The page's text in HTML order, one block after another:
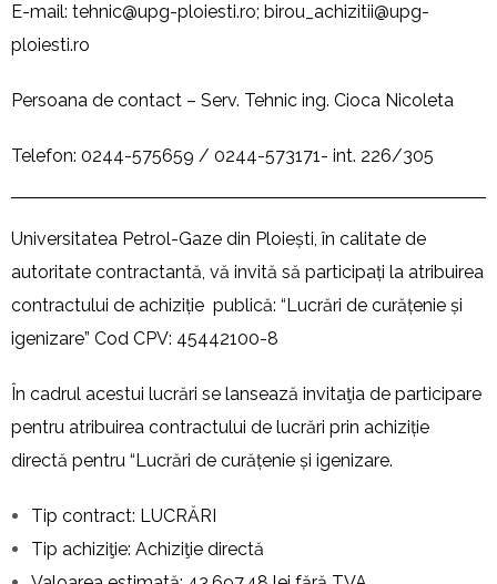
E-mail: tehnic@upg-ploiesti.ro; birou_achizitii@upg-
ploiesti.ro
Persoana de contact – Serv. Tehnic ing. Cioca Nicoleta
Telefon: 0244-575659 / 0244-573171- int. 226/305
Universitatea Petrol-Gaze din Ploiești, în calitate de
autoritate contractantă, vă invită să participați la atribuirea
contractului de achiziție publică: “Lucrări de curățenie și
igenizare” Cod CPV: 45442100-8
În cadrul acestui lucrări se lansează invitaţia de participare
pentru atribuirea contractului de lucrări prin achiziție
directă pentru “Lucrări de curățenie și igenizare.
Tip contract: LUCRĂRI
Tip achiziţie: Achiziţie directă